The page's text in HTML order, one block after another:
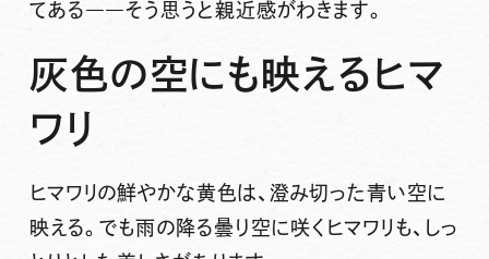
てある――そう思うと親近感がわきます。
灰色の空にも映えるヒマ
ワリ
ヒマワリの鮮やかな黄色は、澄み切った青い空に
映える。でも雨の降る曇り空に咲くヒマワリも、しっ